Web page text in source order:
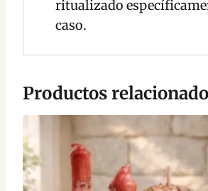
ritualizado
caso.
Productos